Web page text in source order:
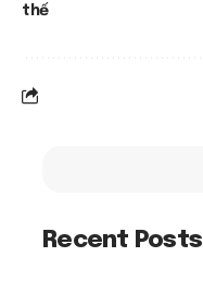
thế
Recent Posts